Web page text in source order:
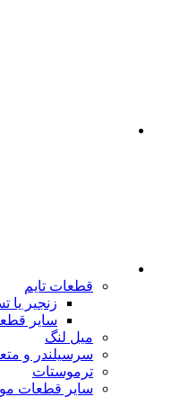
قطعات تایم
زنجیر یا
سایر
میل لنگ
سرسیلندر و
ترموستات
سایر قطعات